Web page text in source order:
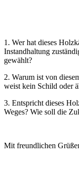
1. Wer hat dieses
Instandhaltung
gewählt?
2. Warum ist von
weist kein Schild oder
3. Entspricht dieses
Weges? Wie soll die
Mit freundlichen